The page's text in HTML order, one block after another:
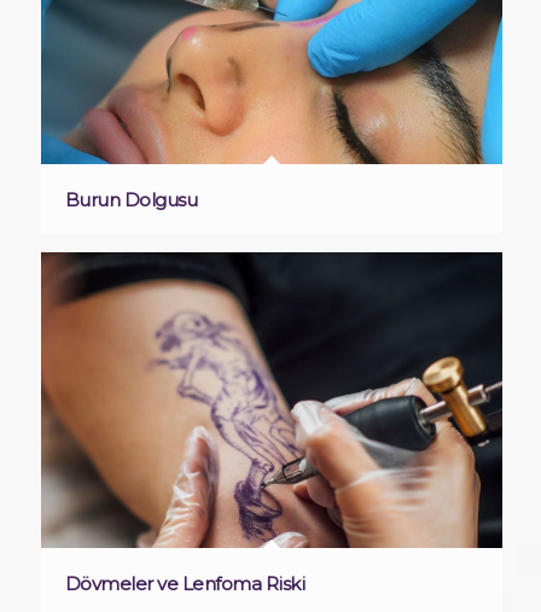
Burun Dolgusu
Dövmeler ve Lenfoma Riski